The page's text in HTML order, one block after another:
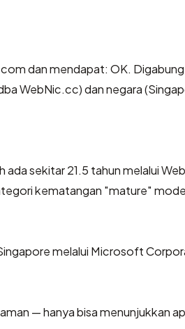
dan mendapat: OK.
WebNic.cc) dan negara
ada sekitar 21.5 tahun melalui
kematangan "mature"
melalui Microsoft
— hanya bisa menunjukkan